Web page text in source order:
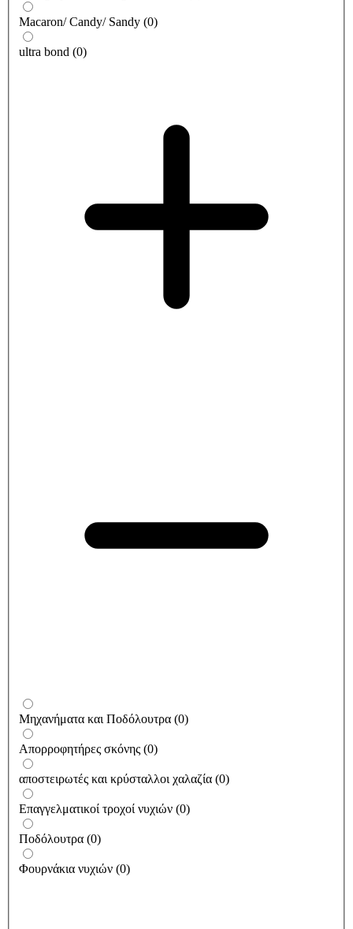
Macaron/ Candy/ Sandy (0)
ultra bond (0)
Μηχανήματα και Ποδόλουτρα (0)
Απορροφητήρες σκόνης (0)
αποστειρωτές και κρύσταλλοι χαλαζία (0)
Επαγγελματικοί τροχοί νυχιών (0)
Ποδόλουτρα (0)
Φουρνάκια νυχιών (0)